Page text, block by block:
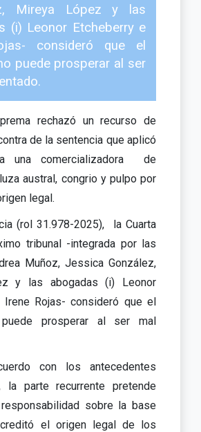
Mireya López y las
(i) Leonor Etcheberry e
consideró que el
puede prosperar al ser
rechazó un recurso de
de la sentencia que aplicó
una comercializadora de
austral, congrio y pulpo por
legal.
(rol 31.978-2025), la Cuarta
tribunal -integrada por las
Muñoz, Jessica González,
y las abogadas (i) Leonor
Irene Rojas- consideró que el
prosperar al ser mal
con los antecedentes
la parte recurrente pretende
sobre la base
el origen legal de los